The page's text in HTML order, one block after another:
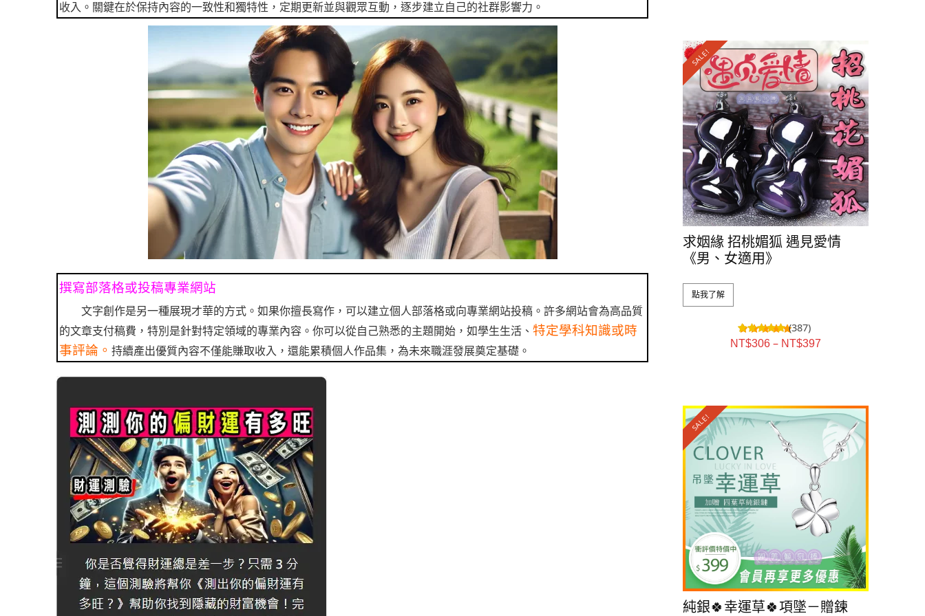
收入。關鍵在於保持內容的一致性和獨特性，定期更新並與觀眾互動，逐步建立自己的社群影響力。
撰寫部落格或投稿專業網站
文字創作是另一種展現才華的方式。如果你擅長寫作，可以建立個人部落格或向專業網站投稿。許多網站會為高品質
的文章支付稿費，特別是針對特定領域的專業內容。你可以從自己熟悉的主題開始，如學生生活、 特定學科知識或時
事評論。 持續產出優質內容不僅能賺取收入，還能累積個人作品集，為未來職涯發展奠定基礎。
SALE!
求姻緣 招桃媚狐 遇見愛情
《男、女適用》
點我了解
(387)
NT$306 – NT$397
SALE!
純銀🍀幸運草🍀項墜－贈鍊